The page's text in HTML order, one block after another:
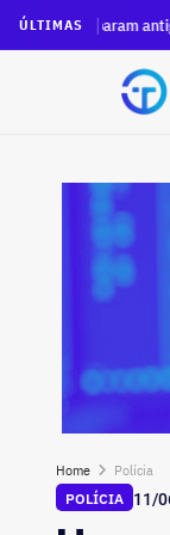
ÚLTIMAS
antigo prédio do
Home
Polícia
POLÍCIA 11/